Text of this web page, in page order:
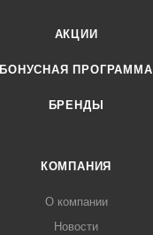
АКЦИИ
БОНУСНАЯ ПРОГРАММА
БРЕНДЫ
КОМПАНИЯ
О компании
Новости